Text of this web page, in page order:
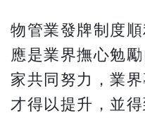
物管業發牌制度
應是業界撫心勉
家共同努力，業
才得以提升，並